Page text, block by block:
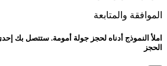
الموافقة والمتابعة
املأ النموذج أدناه لحجز جولة أمومة. ستتصل بك
الحجز